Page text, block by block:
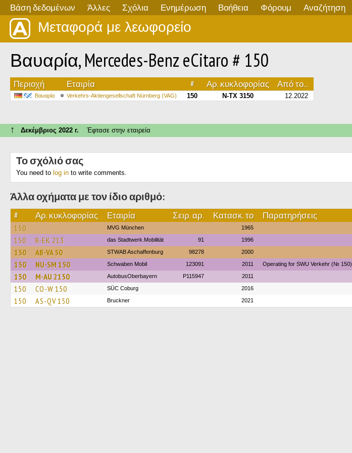
Βάση δεδομένων Άλλες Σχόλια Ενημέρωση Βοήθεια Φόρουμ Αναζήτηση
Μεταφορά με λεωφορείο
Βαυαρία, Mercedes-Benz eCitaro # 150
Περιοχή Εταιρία # Αρ. κυκλοφορίας Από το...
Βαυαρία Verkehrs-Aktiengesellschaft Nürnberg (VAG) 150 N-TX 3150 12.2022
↑ Δεκέμβριος 2022 г. Έφτασε στην εταιρεία
Το σχόλιό σας
You need to log in to write comments.
Άλλα οχήματα με τον ίδιο αριθμό:
# Αρ. κυκλοφορίας Εταιρία Σειρ. αρ. Κατασκ. το Παρατηρήσεις
150 MVG München 1965
150 R-EK 213 das Stadtwerk.Mobilität 91 1996
150 AB-VA 50 STWAB Aschaffenburg 98278 2000
150 NU-SM 150 Schwaben Mobil 123091 2011 Operating for SWU Verkehr (№ 150)
150 M-AU 2150 AutobusOberbayern P115947 2011
150 CO-W 150 SÜC Coburg 2016
150 AS-QV 150 Bruckner 2021